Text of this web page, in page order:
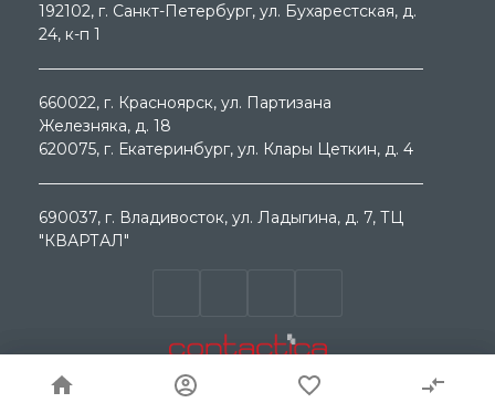
192102, г. Санкт-Петербург, ул. Бухарестская, д.
24, к-п 1
660022, г. Красноярск, ул. Партизана
Железняка, д. 18
620075, г. Екатеринбург, ул. Клары Цеткин, д. 4
690037, г. Владивосток, ул. Ладыгина, д. 7, ТЦ
"КВАРТАЛ"
электротехнического оборудования. Все права